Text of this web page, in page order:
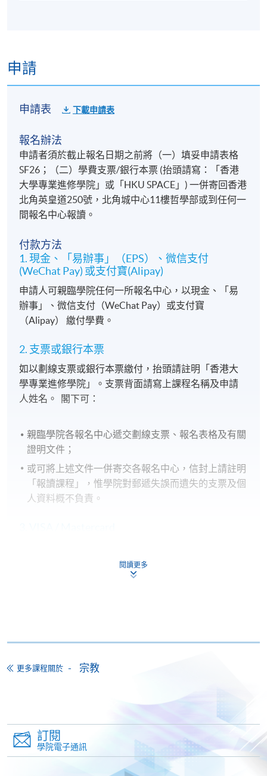
申請
申請表 下載申請表
報名辦法
申請者須於截止報名日期之前將（一）填妥申請表格
SF26；（二）學費支票/銀行本票 (抬頭請寫：「香港
大學專業進修學院」或「HKU SPACE」) 一併寄回香港
北角英皇道250號，北角城中心11樓哲學部或到任何一
間報名中心報讀。
付款方法
1. 現金、「易辦事」（EPS）、微信支付
(WeChat Pay) 或支付寶(Alipay)
申請人可親臨學院任何一所報名中心，以現金、「易
辦事」、微信支付（WeChat Pay）或支付寶
（Alipay） 繳付學費。
2. 支票或銀行本票
如以劃線支票或銀行本票繳付，抬頭請註明「香港大
學專業進修學院」。支票背面請寫上課程名稱及申請
人姓名。 閣下可：
親臨學院各報名中心遞交劃線支票、報名表格及有關
證明文件；
或可將上述文件一併寄交各報名中心，信封上請註明
「報讀課程」，惟學院對郵遞失誤而遺失的支票及個
人資料概不負責。
Mastercard（包括「香港大學專業進修學院
Mastercard卡」）繳付學費。香港大學專業進修學院
大部份公開招生的課程（以先到先得形式報名）及個
網上使用「繳費靈」（不適用於手機）、VISA或
Mastercard繳付有關課程的報名費或學費。除上述支
付方式之外，如就讀學歷頒授課程設有網上服務，學
員亦可以微信支付（Online WeChat Pay）、支付寶
（Online Alipay）或轉數快（FPS）繳付學費，詳情請
閱讀更多
更多課程關於 宗教
訂閱
學院電子通訊